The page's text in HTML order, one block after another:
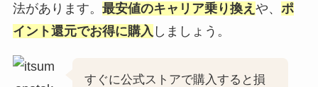
法があります。 最安値のキャリア乗り換え や、 ポ
イント還元でお得に購入 しましょう。
すぐに公式ストアで購入すると損